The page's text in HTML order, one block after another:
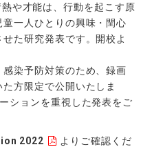
や才能は、行動を起こす原
一人ひとりの興味・閏心
た研究発表です。開校よ
染予防対策のため、録画
方限定で公開いたしま
ションを重視した発表をご
2022
よりご確認くだ